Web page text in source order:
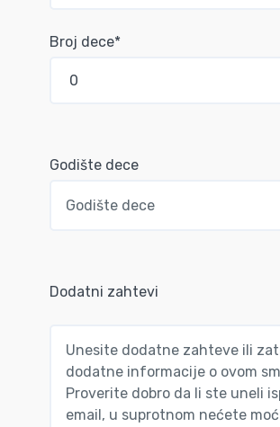
Broj dece*
Godište dece
Dodatni zahtevi